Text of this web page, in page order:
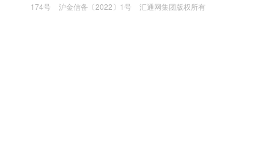
174号
沪金信备〔2022〕1号 汇通网集团版权所有